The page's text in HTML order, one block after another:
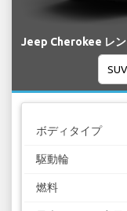
Jeep Cherokee レ
ボディタイプ
駆動輪
燃料